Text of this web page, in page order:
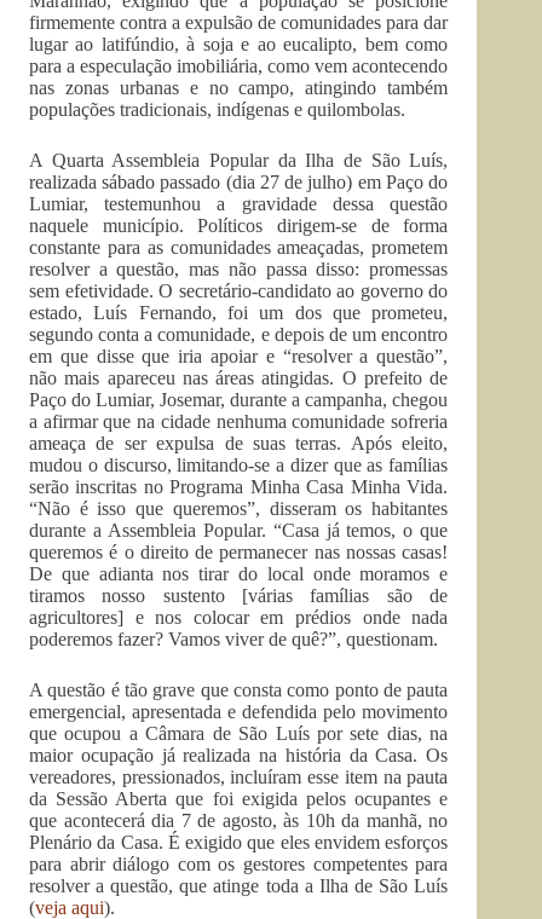
firmemente contra a expulsão de comunidades para dar
lugar ao latifúndio, à soja e ao eucalipto, bem como
para a especulação imobiliária, como vem acontecendo
nas zonas urbanas e no campo, atingindo também
populações tradicionais, indígenas e quilombolas.
A Quarta Assembleia Popular da Ilha de São Luís,
realizada sábado passado (dia 27 de julho) em Paço do
Lumiar, testemunhou a gravidade dessa questão
naquele município. Políticos dirigem-se de forma
constante para as comunidades ameaçadas, prometem
resolver a questão, mas não passa disso: promessas
sem efetividade. O secretário-candidato ao governo do
estado, Luís Fernando, foi um dos que prometeu,
segundo conta a comunidade, e depois de um encontro
em que disse que iria apoiar e “resolver a questão”,
não mais apareceu nas áreas atingidas. O prefeito de
Paço do Lumiar, Josemar, durante a campanha, chegou
a afirmar que na cidade nenhuma comunidade sofreria
ameaça de ser expulsa de suas terras. Após eleito,
mudou o discurso, limitando-se a dizer que as famílias
serão inscritas no Programa Minha Casa Minha Vida.
“Não é isso que queremos”, disseram os habitantes
durante a Assembleia Popular. “Casa já temos, o que
queremos é o direito de permanecer nas nossas casas!
De que adianta nos tirar do local onde moramos e
tiramos nosso sustento [várias famílias são de
agricultores] e nos colocar em prédios onde nada
poderemos fazer? Vamos viver de quê?”, questionam.
A questão é tão grave que consta como ponto de pauta
emergencial, apresentada e defendida pelo movimento
que ocupou a Câmara de São Luís por sete dias, na
maior ocupação já realizada na história da Casa. Os
vereadores, pressionados, incluíram esse item na pauta
da Sessão Aberta que foi exigida pelos ocupantes e
que acontecerá dia 7 de agosto, às 10h da manhã, no
Plenário da Casa. É exigido que eles envidem esforços
para abrir diálogo com os gestores competentes para
resolver a questão, que atinge toda a Ilha de São Luís
(veja aqui).